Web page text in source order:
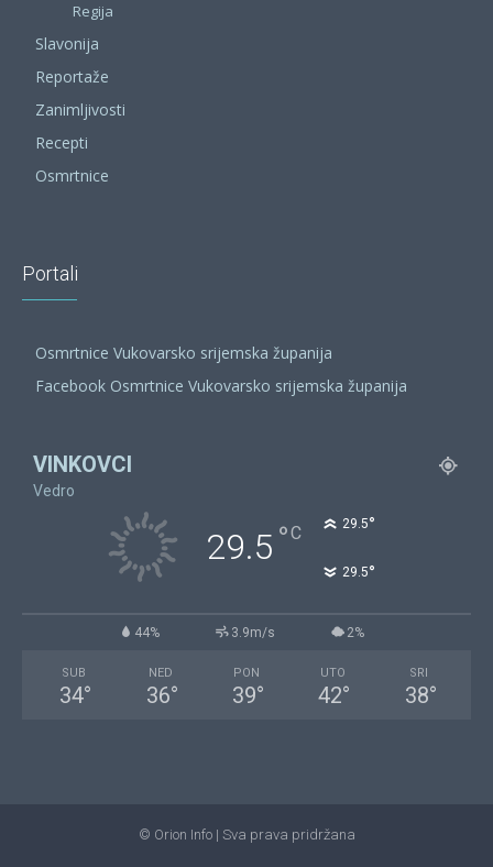
Regija
Slavonija
Reportaže
Zanimljivosti
Recepti
Osmrtnice
Portali
Osmrtnice Vukovarsko srijemska županija
Facebook Osmrtnice Vukovarsko srijemska županija
VINKOVCI
Vedro
29.5 °C 29.5°
29.5°
44% 3.9m/s 2%
SUB
34°
NED
36°
PON
39°
UTO
42°
SRI
38°
© Orion Info | Sva prava pridržana